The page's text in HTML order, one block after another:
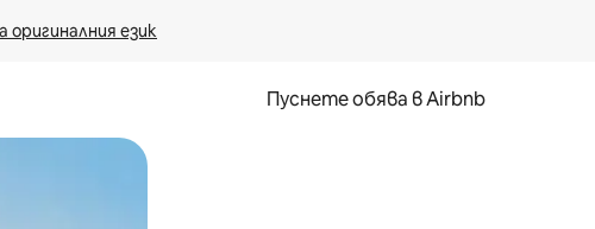
оригиналния език
Пуснете обява в Airbnb